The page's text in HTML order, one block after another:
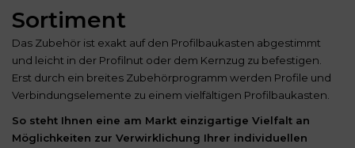
Sortiment
Das Zubehör ist exakt auf den Profilbaukasten abgestimmt
und leicht in der Profilnut oder dem Kernzug zu befestigen.
Erst durch ein breites Zubehörprogramm werden Profile und
Verbindungselemente zu einem vielfältigen Profilbaukasten.
So steht Ihnen eine am Markt einzigartige Vielfalt an
Möglichkeiten zur Verwirklichung Ihrer individuellen